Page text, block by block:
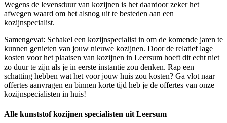
Wegens de levensduur van kozijnen is het daardoor zeker het
afwegen waard om het alsnog uit te besteden aan een
kozijnspecialist.
Samengevat: Schakel een kozijnspecialist in om de komende jaren te
kunnen genieten van jouw nieuwe kozijnen. Door de relatief lage
kosten voor het plaatsen van kozijnen in Leersum hoeft dit echt niet
zo duur te zijn als je in eerste instantie zou denken. Rap een
schatting hebben wat het voor jouw huis zou kosten? Ga vlot naar
offertes aanvragen en binnen korte tijd heb je de offertes van onze
kozijnspecialisten in huis!
Alle kunststof kozijnen specialisten uit Leersum